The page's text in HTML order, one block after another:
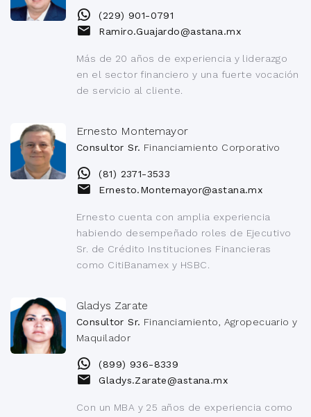
(229) 901-0791
Ramiro.Guajardo@astana.mx
Más de 20 años de experiencia y liderazgo
en el sector financiero y una fuerte vocación
de servicio al cliente.
Ernesto Montemayor
Consultor Sr. Financiamiento Corporativo
(81) 2371-3533
Ernesto.Montemayor@astana.mx
Ernesto cuenta con amplia experiencia
habiendo desempeñado roles de Ejecutivo
Sr. de Crédito Instituciones Financieras
como CitiBanamex y HSBC.
Gladys Zarate
Consultor Sr. Financiamiento, Agropecuario y
Maquilador
(899) 936-8339
Gladys.Zarate@astana.mx
Con un MBA y 25 años de experiencia como